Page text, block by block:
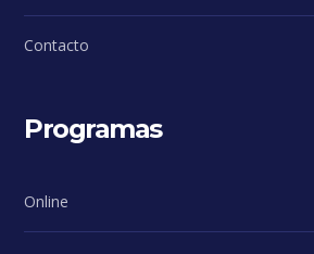
Contacto
Programas
Online